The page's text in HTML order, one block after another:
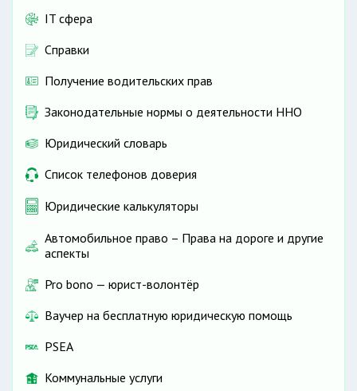
IT сфера
Справки
Получение водительских прав
Законодательные нормы о деятельности ННО
Юридический словарь
Список телефонов доверия
Юридические калькуляторы
Автомобильное право – Права на дороге и другие
аспекты
Pro bono — юрист-волонтёр
Ваучер на бесплатную юридическую помощь
PSEA
Коммунальные услуги